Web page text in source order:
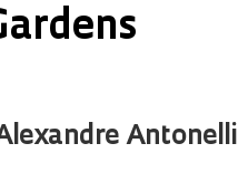
Antonelli